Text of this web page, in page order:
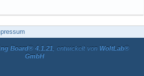
Board® 4.1.21, entwickelt von WoltLab®
GmbH